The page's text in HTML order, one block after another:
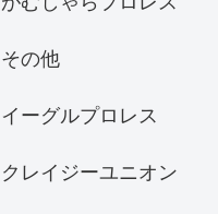
その他
イーグルプロレス
クレイジーユニオン